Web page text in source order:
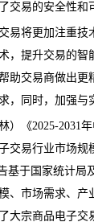
交易的安全性
将更加注重技
，提升交易的
助交易商做出更
，同时，加强
）《2025-2031
交易行业市场
基于国家统计
、市场需求、
大宗商品电子交